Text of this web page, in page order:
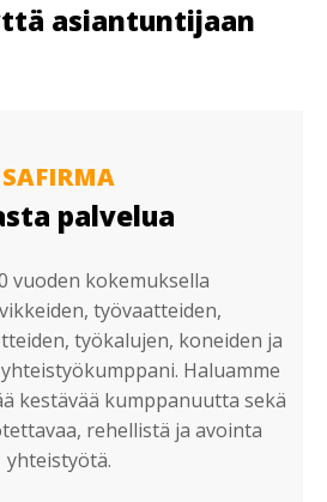
asiantuntijaan
SAFIRMA
palvelua
vuoden kokemuksella
työvaatteiden,
työkalujen, koneiden ja
Haluamme
kestävää kumppanuutta sekä
rehellistä ja avointa
yhteistyötä.